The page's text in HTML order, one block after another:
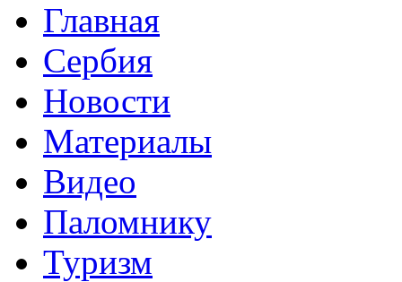
Главная
Сербия
Новости
Материалы
Видео
Паломнику
Туризм